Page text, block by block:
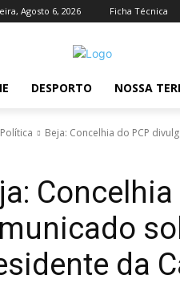
Agosto 6, 2026 Ficha Técnica
DESPORTO NOSSA
Política Beja: Concelhia do PCP
da